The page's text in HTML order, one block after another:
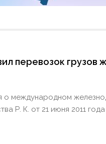
перевозок
о международном
Р. К. от 21 июня 2011